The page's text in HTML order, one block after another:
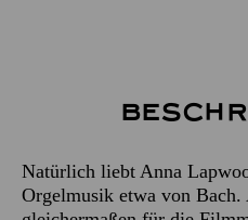
Natürlich liebt Anna
Orgelmusik etwa von